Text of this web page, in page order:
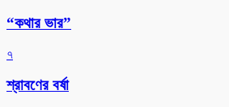
“কথার ভার”
৭
শ্রাবণের বর্ষা